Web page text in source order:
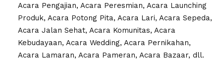
Acara Pengajian, Acara Peresmian, Acara Launching
Produk, Acara Potong Pita, Acara Lari, Acara Sepeda,
Acara Jalan Sehat, Acara Komunitas, Acara
Kebudayaan, Acara Wedding, Acara Pernikahan,
Acara Lamaran, Acara Pameran, Acara Bazaar, dll.